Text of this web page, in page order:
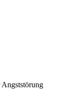
Angststörung